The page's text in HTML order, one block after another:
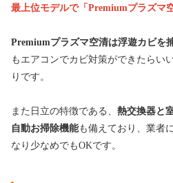
最上位モデルで「Premiumプラズマ
Premiumプラズマ空清は浮遊カビを
もエアコンでカビ対策ができたらい
りです。
また日立の特徴である、 熱交換器と
自動お掃除機能も備えており、業者
なり少なめでもOKです。